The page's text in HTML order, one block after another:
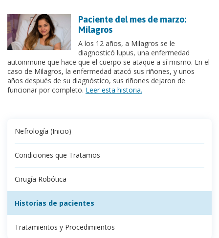
Paciente del mes de marzo:
Milagros
A los 12 años, a Milagros se le
diagnosticó lupus, una enfermedad
autoinmune que hace que el cuerpo se ataque a sí mismo. En el
caso de Milagros, la enfermedad atacó sus riñones, y unos
años después de su diagnóstico, sus riñones dejaron de
funcionar por completo. Leer esta historia.
Nefrología (Inicio)
Condiciones que Tratamos
Cirugía Robótica
Historias de pacientes
Tratamientos y Procedimientos